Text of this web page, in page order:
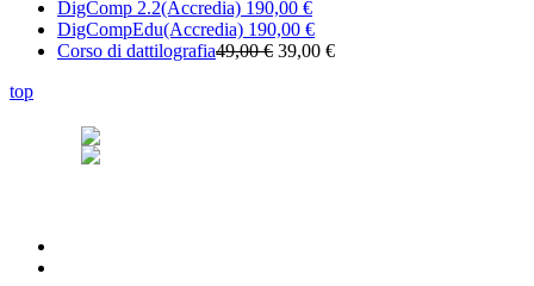
DigComp 2.2(Accredia) 190,00 €
DigCompEdu(Accredia) 190,00 €
Corso di dattilografia49,00 € 39,00 €
top